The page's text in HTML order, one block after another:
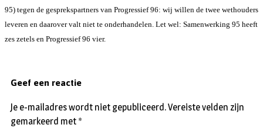
95) tegen de gesprekspartners van Progressief 96: wij willen de twee wethouders
leveren en daarover valt niet te onderhandelen. Let wel: Samenwerking 95 heeft
zes zetels en Progressief 96 vier.
Geef een reactie
Je e-mailadres wordt niet gepubliceerd.Vereiste velden zijn
gemarkeerd met *